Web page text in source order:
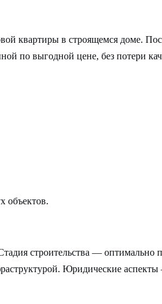
квартиры в строящемся доме.
по выгодной цене, без потери
объектов.
строительства — оптимально
Юридические